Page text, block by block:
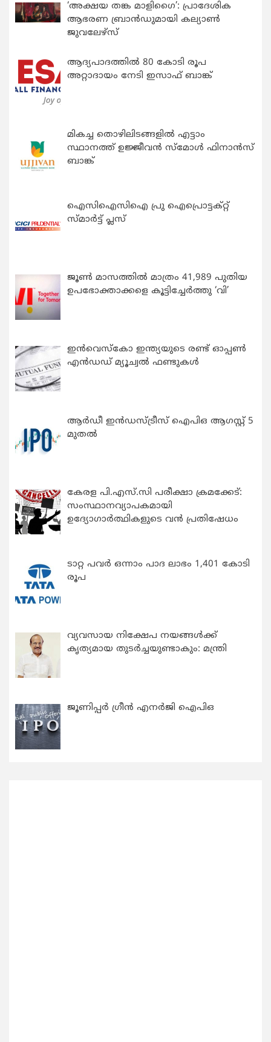
‘അക്ഷയ തങ്ക മാളിഗൈ’: പ്രാദേശിക
ആഭരണ ബ്രാന്‍ഡുമായി കല്യാണ്‍
ജുവലേഴ്‌സ്
ആദ്യപാദത്തിൽ 80 കോടി രൂപ
അറ്റാദായം നേടി ഇസാഫ് ബാങ്ക്
മികച്ച തൊഴിലിടങ്ങളിൽ എട്ടാം
സ്ഥാനത്ത് ഉജ്ജീവൻ സ്മോൾ ഫിനാൻസ്
ബാങ്ക്
ഐസിഐസിഐ പ്രു ഐപ്രൊട്ടക്റ്റ്
സ്മാർട്ട് പ്ലസ്
ജൂൺ മാസത്തിൽ മാത്രം 41,989 പുതിയ
ഉപഭോക്താക്കളെ കൂട്ടിച്ചേർത്തു ‘വി’
ഇന്‍വെസ്കോ ഇന്ത്യയുടെ രണ്ട് ഓപ്പണ്‍
എന്‍ഡഡ് മ്യൂച്വല്‍ ഫണ്ടുകള്‍
ആർഡീ ഇൻഡസ്ട്രീസ് ഐപിഒ ആഗസ്റ്റ് 5
മുതൽ
കേരള പി.എസ്.സി പരീക്ഷാ ക്രമക്കേട്:
സംസ്ഥാനവ്യാപകമായി
ഉദ്യോഗാര്‍ത്ഥികളുടെ വന്‍ പ്രതിഷേധം
ടാറ്റ പവർ ഒന്നാം പാദ ലാഭം 1,401 കോടി
രൂപ
വ്യവസായ നിക്ഷേപ നയങ്ങള്‍ക്ക്
കൃത്യമായ തുടര്‍ച്ചയുണ്ടാകും: മന്ത്രി
ജൂണിപ്പർ ഗ്രീൻ എനർജി ഐപിഒ